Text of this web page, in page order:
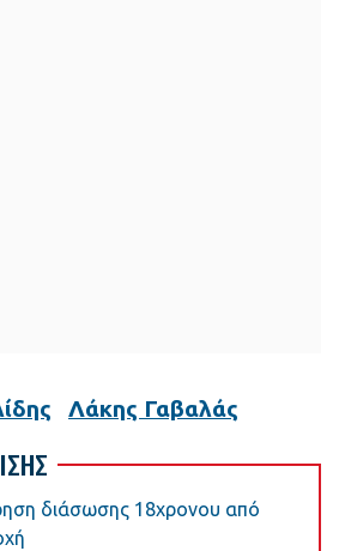
Λάκης Γαβαλάς
διάσωσης 18χρονου από